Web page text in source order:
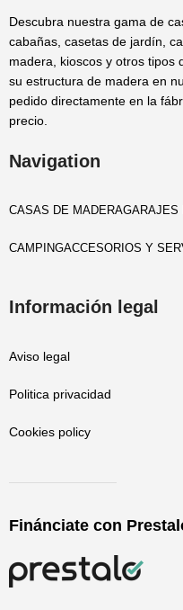
Descubra nuestra gama de
cabañas, casetas de jardín,
madera, kioscos y otros tipos
su estructura de madera en
pedido directamente en la
precio.
Navigation
CASAS DE MADERAGARAJES
CAMPINGACCESORIOS Y
Información legal
Aviso legal
Politica privacidad
Cookies policy
Finánciate con